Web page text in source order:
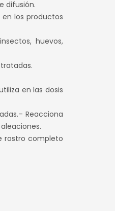
difusión.
los productos
huevos,
en las dosis
Reacciona
rostro completo